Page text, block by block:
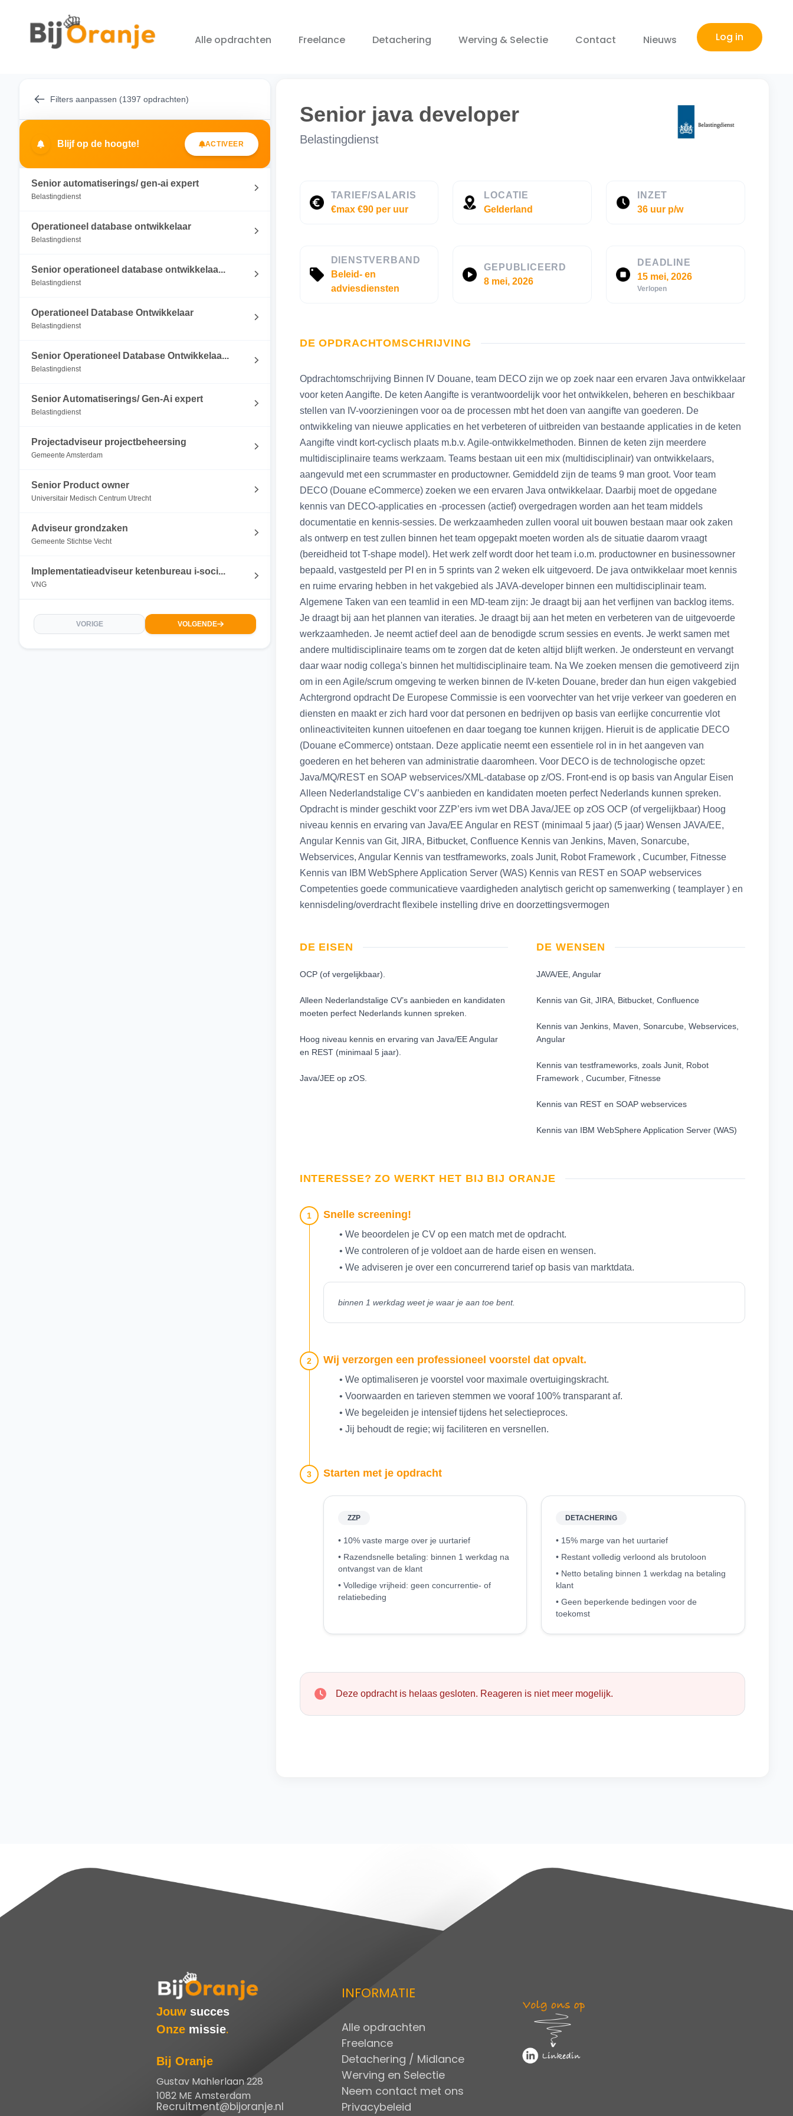
Alle opdrachten Freelance Detachering Werving & Selectie Contact Nieuws Log in
Filters aanpassen (1397 opdrachten)
Blijf op de hoogte! ACTIVEER
Senior automatiserings/ gen-ai expert
Belastingdienst
Operationeel database ontwikkelaar
Belastingdienst
Senior operationeel database ontwikkelaa...
Belastingdienst
Operationeel Database Ontwikkelaar
Belastingdienst
Senior Operationeel Database Ontwikkelaa...
Belastingdienst
Senior Automatiserings/ Gen-Ai expert
Belastingdienst
Projectadviseur projectbeheersing
Gemeente Amsterdam
Senior Product owner
Universitair Medisch Centrum Utrecht
Adviseur grondzaken
Gemeente Stichtse Vecht
Implementatieadviseur ketenbureau i-soci...
VNG
VORIGE VOLGENDE
Senior java developer
Belastingdienst
TARIEF/SALARIS
€max €90 per uur
LOCATIE
Gelderland
INZET
36 uur p/w
DIENSTVERBAND
Beleid- en
adviesdiensten
GEPUBLICEERD
8 mei, 2026
DEADLINE
15 mei, 2026
Verlopen
DE OPDRACHTOMSCHRIJVING
Opdrachtomschrijving Binnen IV Douane, team DECO zijn we op zoek naar een ervaren Java ontwikkelaar
voor keten Aangifte. De keten Aangifte is verantwoordelijk voor het ontwikkelen, beheren en beschikbaar
stellen van IV-voorzieningen voor oa de processen mbt het doen van aangifte van goederen. De
ontwikkeling van nieuwe applicaties en het verbeteren of uitbreiden van bestaande applicaties in de keten
Aangifte vindt kort-cyclisch plaats m.b.v. Agile-ontwikkelmethoden. Binnen de keten zijn meerdere
multidisciplinaire teams werkzaam. Teams bestaan uit een mix (multidisciplinair) van ontwikkelaars,
aangevuld met een scrummaster en productowner. Gemiddeld zijn de teams 9 man groot. Voor team
DECO (Douane eCommerce) zoeken we een ervaren Java ontwikkelaar. Daarbij moet de opgedane
kennis van DECO-applicaties en -processen (actief) overgedragen worden aan het team middels
documentatie en kennis-sessies. De werkzaamheden zullen vooral uit bouwen bestaan maar ook zaken
als ontwerp en test zullen binnen het team opgepakt moeten worden als de situatie daarom vraagt
(bereidheid tot T-shape model). Het werk zelf wordt door het team i.o.m. productowner en businessowner
bepaald, vastgesteld per PI en in 5 sprints van 2 weken elk uitgevoerd. De java ontwikkelaar moet kennis
en ruime ervaring hebben in het vakgebied als JAVA-developer binnen een multidisciplinair team.
Algemene Taken van een teamlid in een MD-team zijn: Je draagt bij aan het verfijnen van backlog items.
Je draagt bij aan het plannen van iteraties. Je draagt bij aan het meten en verbeteren van de uitgevoerde
werkzaamheden. Je neemt actief deel aan de benodigde scrum sessies en events. Je werkt samen met
andere multidisciplinaire teams om te zorgen dat de keten altijd blijft werken. Je ondersteunt en vervangt
daar waar nodig collega's binnen het multidisciplinaire team. Na We zoeken mensen die gemotiveerd zijn
om in een Agile/scrum omgeving te werken binnen de IV-keten Douane, breder dan hun eigen vakgebied
Achtergrond opdracht De Europese Commissie is een voorvechter van het vrije verkeer van goederen en
diensten en maakt er zich hard voor dat personen en bedrijven op basis van eerlijke concurrentie vlot
onlineactiviteiten kunnen uitoefenen en daar toegang toe kunnen krijgen. Hieruit is de applicatie DECO
(Douane eCommerce) ontstaan. Deze applicatie neemt een essentiele rol in in het aangeven van
goederen en het beheren van administratie daaromheen. Voor DECO is de technologische opzet:
Java/MQ/REST en SOAP webservices/XML-database op z/OS. Front-end is op basis van Angular Eisen
Alleen Nederlandstalige CV’s aanbieden en kandidaten moeten perfect Nederlands kunnen spreken.
Opdracht is minder geschikt voor ZZP’ers ivm wet DBA Java/JEE op zOS OCP (of vergelijkbaar) Hoog
niveau kennis en ervaring van Java/EE Angular en REST (minimaal 5 jaar) (5 jaar) Wensen JAVA/EE,
Angular Kennis van Git, JIRA, Bitbucket, Confluence Kennis van Jenkins, Maven, Sonarcube,
Webservices, Angular Kennis van testframeworks, zoals Junit, Robot Framework , Cucumber, Fitnesse
Kennis van IBM WebSphere Application Server (WAS) Kennis van REST en SOAP webservices
Competenties goede communicatieve vaardigheden analytisch gericht op samenwerking ( teamplayer ) en
kennisdeling/overdracht flexibele instelling drive en doorzettingsvermogen
DE EISEN
OCP (of vergelijkbaar).
Alleen Nederlandstalige CV’s aanbieden en kandidaten
moeten perfect Nederlands kunnen spreken.
Hoog niveau kennis en ervaring van Java/EE Angular
en REST (minimaal 5 jaar).
Java/JEE op zOS.
DE WENSEN
JAVA/EE, Angular
Kennis van Git, JIRA, Bitbucket, Confluence
Kennis van Jenkins, Maven, Sonarcube, Webservices,
Angular
Kennis van testframeworks, zoals Junit, Robot
Framework , Cucumber, Fitnesse
Kennis van REST en SOAP webservices
Kennis van IBM WebSphere Application Server (WAS)
INTERESSE? ZO WERKT HET BIJ BIJ ORANJE
1 Snelle screening!
• We beoordelen je CV op een match met de opdracht.
• We controleren of je voldoet aan de harde eisen en wensen.
• We adviseren je over een concurrerend tarief op basis van marktdata.
binnen 1 werkdag weet je waar je aan toe bent.
2 Wij verzorgen een professioneel voorstel dat opvalt.
• We optimaliseren je voorstel voor maximale overtuigingskracht.
• Voorwaarden en tarieven stemmen we vooraf 100% transparant af.
• We begeleiden je intensief tijdens het selectieproces.
• Jij behoudt de regie; wij faciliteren en versnellen.
3 Starten met je opdracht
ZZP
• 10% vaste marge over je uurtarief
• Razendsnelle betaling: binnen 1 werkdag na
ontvangst van de klant
• Volledige vrijheid: geen concurrentie- of
relatiebeding
DETACHERING
• 15% marge van het uurtarief
• Restant volledig verloond als brutoloon
• Netto betaling binnen 1 werkdag na betaling
klant
• Geen beperkende bedingen voor de
toekomst
Deze opdracht is helaas gesloten. Reageren is niet meer mogelijk.
Jouw succes
Onze missie.
Bij Oranje
Gustav Mahlerlaan 228
1082 ME Amsterdam
Recruitment@bijoranje.nl
INFORMATIE
Alle opdrachten
Freelance
Detachering / Midlance
Werving en Selectie
Neem contact met ons
Privacybeleid